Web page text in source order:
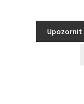
Upozornit